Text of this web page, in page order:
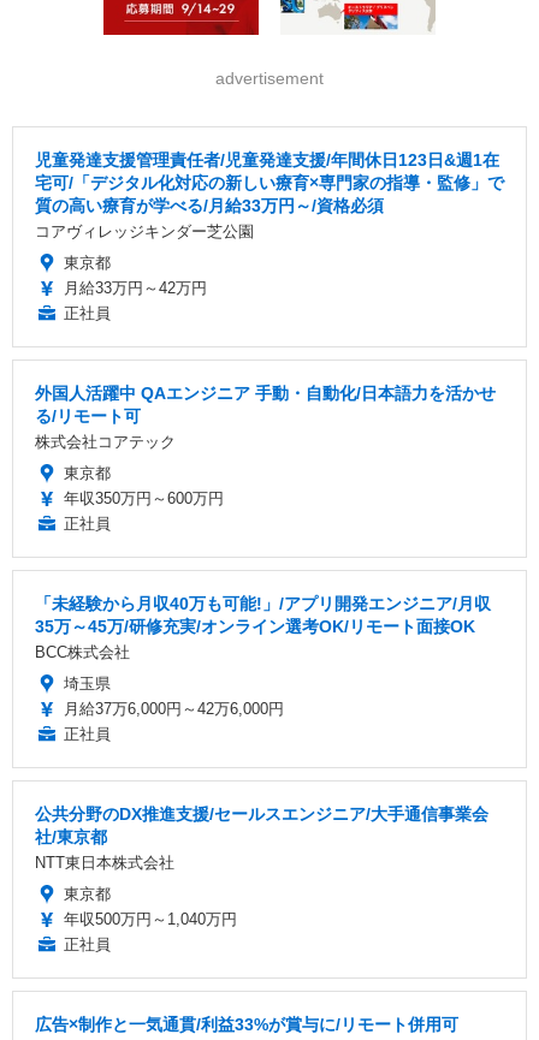
advertisement
児童発達支援管理責任者/児童発達⽀援/年間休日123日&週1在
宅可/「デジタル化対応の新しい療育×専門家の指導・監修」で
質の高い療育が学べる/月給33万円～/資格必須
コアヴィレッジキンダー芝公園
東京都
月給33万円～42万円
正社員
外国人活躍中 QAエンジニア 手動・自動化/日本語力を活かせ
る/リモート可
株式会社コアテック
東京都
年収350万円～600万円
正社員
「未経験から月収40万も可能!」/アプリ開発エンジニア/月収
35万～45万/研修充実/オンライン選考OK/リモート面接OK
BCC株式会社
埼玉県
月給37万6,000円～42万6,000円
正社員
公共分野のDX推進支援/セールスエンジニア/大手通信事業会
社/東京都
NTT東日本株式会社
東京都
年収500万円～1,040万円
正社員
広告×制作と一気通貫/利益33%が賞与に/リモート併用可